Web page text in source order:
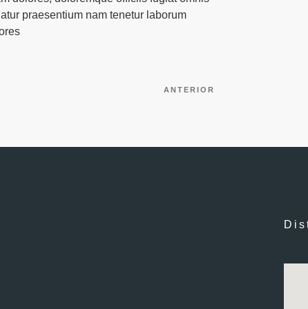
praesentium nam tenetur laborum
ANTERIOR